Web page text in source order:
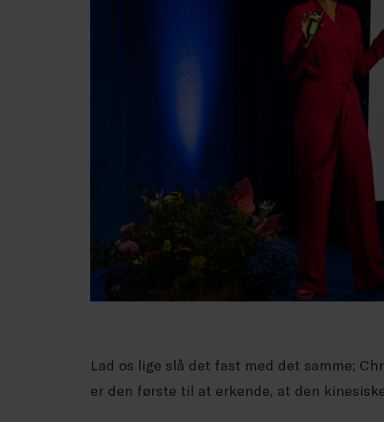
Lad os lige slå det fast med det samme;
er den første til at erkende, at den